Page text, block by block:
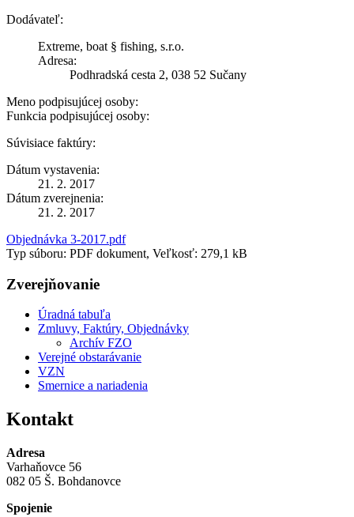
Dodávateľ:
Extreme, boat § fishing, s.r.o.
Adresa:
Podhradská cesta 2, 038 52 Sučany
Meno podpisujúcej osoby:
Funkcia podpisujúcej osoby:
Súvisiace faktúry:
Dátum vystavenia:
21. 2. 2017
Dátum zverejnenia:
21. 2. 2017
Objednávka 3-2017.pdf
Typ súboru: PDF dokument, Veľkosť: 279,1 kB
Zverejňovanie
Úradná tabuľa
Zmluvy, Faktúry, Objednávky
Archív FZO
Verejné obstarávanie
VZN
Smernice a nariadenia
Kontakt
Adresa
Varhaňovce 56
082 05 Š. Bohdanovce
Spojenie